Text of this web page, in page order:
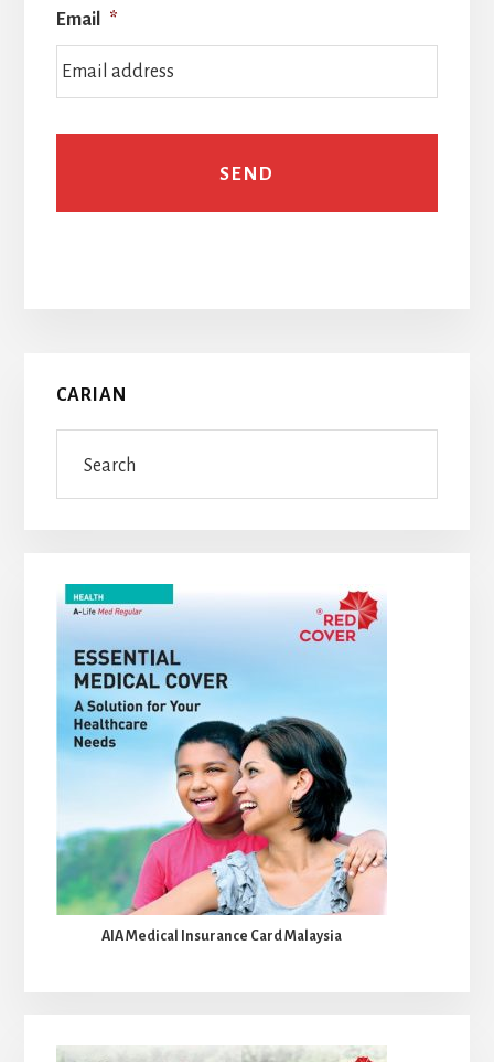
Email *
Primary
Sidebar
CARIAN
AIA Medical Insurance Card Malaysia